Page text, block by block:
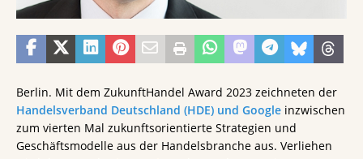
Berlin. Mit dem ZukunftHandel Award 2023 zeichneten der
Handelsverband Deutschland (HDE) und Google inzwischen
zum vierten Mal zukunftsorientierte Strategien und
Geschäftsmodelle aus der Handelsbranche aus. Verliehen